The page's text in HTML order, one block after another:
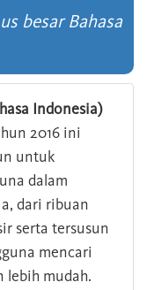
besar Bahasa
Indonesia)
2016 ini
untuk
dalam
dari ribuan
serta tersusun
mencari
lebih mudah.